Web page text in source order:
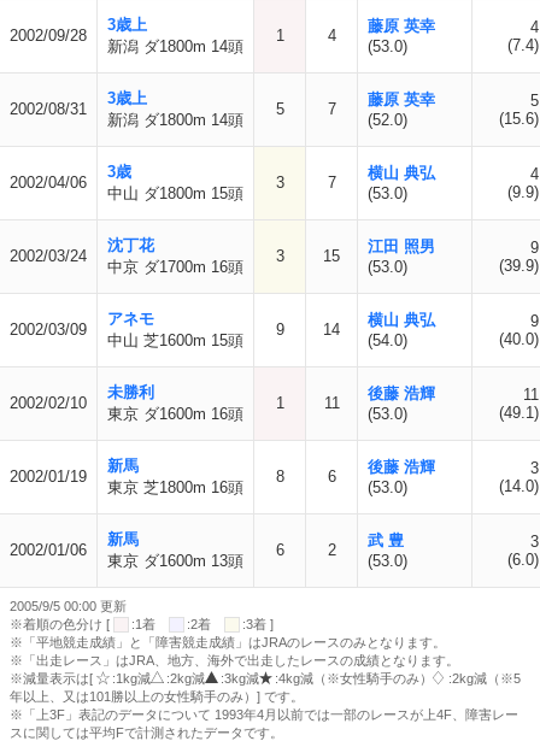
2002/09/28
3歳上
新潟 ダ1800m 14頭
1 4
藤原 英幸
(53.0)
4
(7.4)
2002/08/31
3歳上
新潟 ダ1800m 14頭
5 7
藤原 英幸
(52.0)
5
(15.6)
2002/04/06
3歳
中山 ダ1800m 15頭
3 7
横山 典弘
(53.0)
4
(9.9)
2002/03/24
沈丁花
中京 ダ1700m 16頭
3 15
江田 照男
(53.0)
9
(39.9)
2002/03/09
アネモ
中山 芝1600m 15頭
9 14
横山 典弘
(54.0)
9
(40.0)
2002/02/10
未勝利
東京 ダ1600m 16頭
1 11
後藤 浩輝
(53.0)
11
(49.1)
2002/01/19
新馬
東京 芝1800m 16頭
8 6
後藤 浩輝
(53.0)
3
(14.0)
2002/01/06
新馬
東京 ダ1600m 13頭
6 2
武 豊
(53.0)
3
(6.0)
2005/9/5 00:00 更新
※着順の色分け [
:1着 :2着
:3着 ]
※「平地競走成績」と「障害競走成績」はJRAのレースのみとなります。
※「出走レース」はJRA、地方、海外で出走したレースの成績となります。
※減量表示は[
:1kg減 :2kg減 :3kg減 :4kg減（※女性騎手のみ）
:2kg減（※5
年以上、又は101勝以上の女性騎手のみ）] です。
※「上3F」表記のデータについて 1993年4月以前では一部のレースが上4F、障害レー
スに関しては平均Fで計測されたデータです。